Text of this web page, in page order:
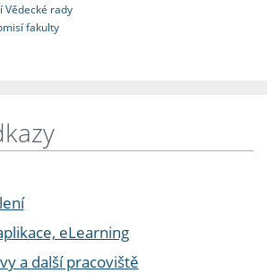
Vědecké rady
fakulty
eLearning
a další pracoviště